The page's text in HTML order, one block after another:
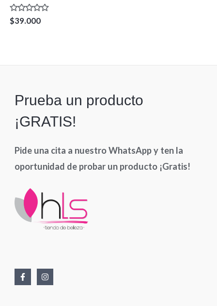
Valorado
en
$39.000
Prueba un producto
¡GRATIS!
Pide una cita a nuestro WhatsApp y ten la
oportunidad de probar un producto ¡Gratis!